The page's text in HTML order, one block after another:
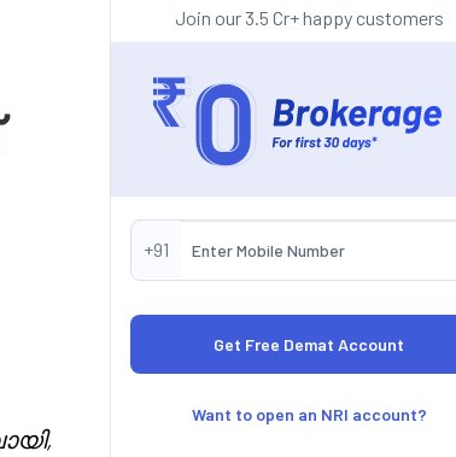
Join our 3.5 Cr+ happy customers
+91
Want to open an NRI account?